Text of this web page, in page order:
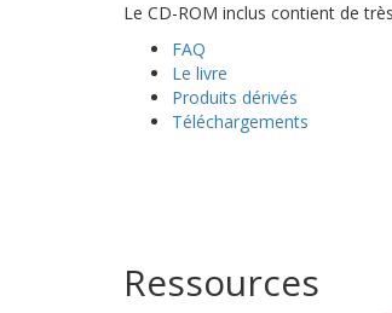
Le CD-ROM inclus contient de
FAQ
Le livre
Produits dérivés
Téléchargements
Ressources